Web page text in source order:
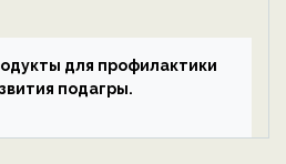
для профилактики
подагры.